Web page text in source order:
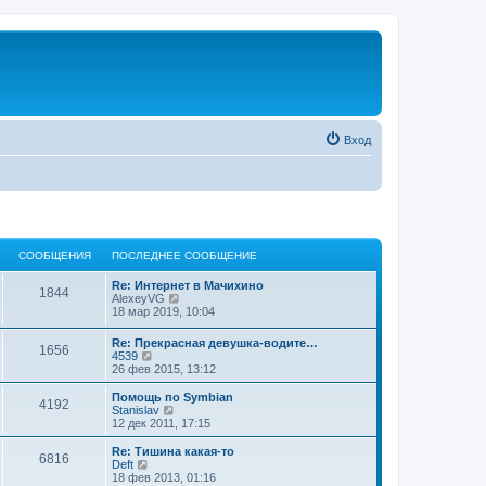
Вход
СООБЩЕНИЯ ПОСЛЕДНЕЕ СООБЩЕНИЕ
1844
Re: Интернет в Мачихино
AlexeyVG
е
й
и
к
п
с
л
е
н
18 мар 2019, 10:04
1656
Re: Прекрасная девушка-водите…
4539
е
р
е
й
т
п
о
26 фев 2015, 13:12
4192
Помощь по Symbian
Stanislav
р
е
т
12 дек 2011, 17:15
6816
Re: Тишина какая-то
Deft
е
18 фев 2013, 01:16